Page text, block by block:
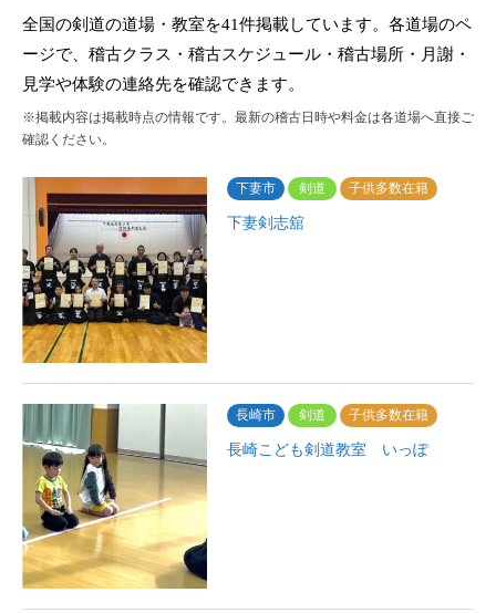
全国の剣道の道場・教室を41件掲載しています。各道場のペ
ージで、稽古クラス・稽古スケジュール・稽古場所・月謝・
見学や体験の連絡先を確認できます。
※掲載内容は掲載時点の情報です。最新の稽古日時や料金は各道場へ直接ご
確認ください。
下妻市 剣道 子供多数在籍
下妻剣志舘
長崎市 剣道 子供多数在籍
長崎こども剣道教室 いっぽ